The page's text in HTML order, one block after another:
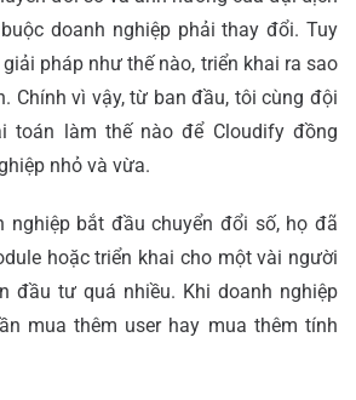
doanh nghiệp phải thay đổi. Tuy
pháp như thế nào, triển khai ra sao
Chính vì vậy, từ ban đầu, tôi cùng đội
toán làm thế nào để Cloudify đồng
nhỏ và vừa.
nghiệp bắt đầu chuyển đổi số, họ đã
hoặc triển khai cho một vài người
đầu tư quá nhiều. Khi doanh nghiệp
mua thêm user hay mua thêm tính